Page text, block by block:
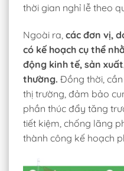
thời gian nghỉ lễ theo
Ngoài ra, các đơn vị,
có kế hoạch cụ thể
động kinh tế, sản
thường. Đồng thời,
thị trường, đảm bảo
phần thúc đẩy tăng
tiết kiệm, chống lãng
thành công kế hoạch